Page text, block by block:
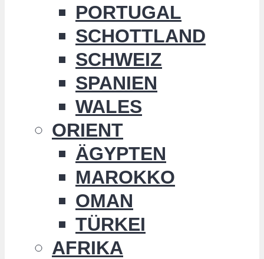
PORTUGAL
SCHOTTLAND
SCHWEIZ
SPANIEN
WALES
ORIENT
ÄGYPTEN
MAROKKO
OMAN
TÜRKEI
AFRIKA